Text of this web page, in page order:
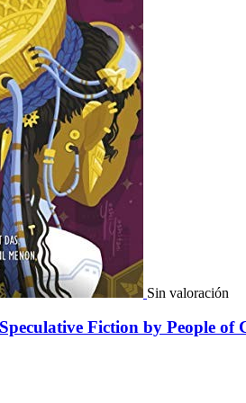
Sin valoración
Fiction by People of